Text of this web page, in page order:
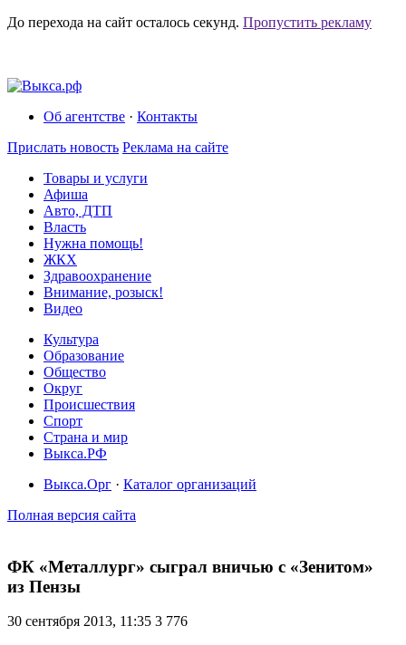
До перехода на сайт осталось секунд. Пропустить рекламу
Об агентстве · Контакты
Прислать новость Реклама на сайте
Товары и услуги
Афиша
Авто, ДТП
Власть
Нужна помощь!
ЖКХ
Здравоохранение
Внимание, розыск!
Видео
Культура
Образование
Общество
Округ
Происшествия
Спорт
Страна и мир
Выкса.РФ
Выкса.Орг · Каталог организаций
Полная версия сайта
ФК «Металлург» сыграл вничью с «Зенитом»
из Пензы
30 сентября 2013, 11:35 3 776